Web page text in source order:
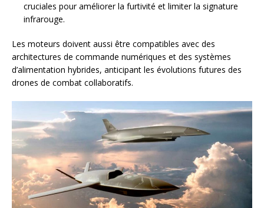
cruciales pour améliorer la furtivité et limiter la signature
infrarouge.
Les moteurs doivent aussi être compatibles avec des
architectures de commande numériques et des systèmes
d’alimentation hybrides, anticipant les évolutions futures des
drones de combat collaboratifs.